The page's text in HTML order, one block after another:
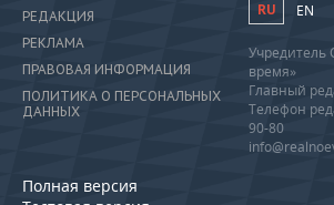
РЕДАКЦИЯ
РЕКЛАМА
ПРАВОВАЯ ИНФОРМАЦИЯ
ПОЛИТИКА О ПЕРСОНАЛЬНЫХ
ДАННЫХ
Полная версия
RU EN
Учредитель
время»
Главный
Телефон
90-80